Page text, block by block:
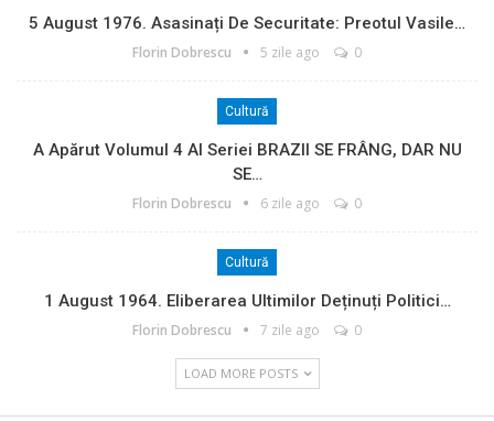
5 August 1976. Asasinați De Securitate: Preotul Vasile…
Florin Dobrescu 5 zile ago 0
Cultură
A Apărut Volumul 4 Al Seriei BRAZII SE FRÂNG, DAR NU
SE…
Florin Dobrescu 6 zile ago 0
Cultură
1 August 1964. Eliberarea Ultimilor Deținuți Politici…
Florin Dobrescu 7 zile ago 0
LOAD MORE POSTS